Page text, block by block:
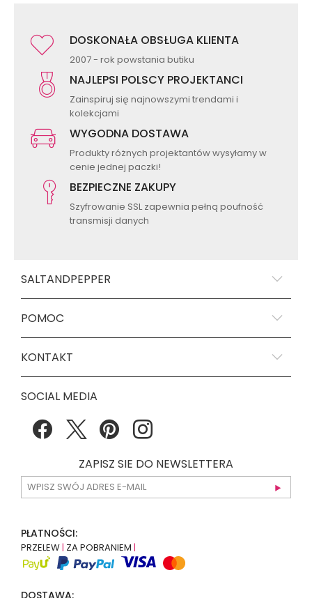
DOSKONAŁA OBSŁUGA KLIENTA
2007 - rok powstania butiku
NAJLEPSI POLSCY PROJEKTANCI
Zainspiruj się najnowszymi trendami i
kolekcjami
WYGODNA DOSTAWA
Produkty różnych projektantów wysyłamy w
cenie jednej paczki!
BEZPIECZNE ZAKUPY
Szyfrowanie SSL zapewnia pełną poufność
transmisji danych
SALTANDPEPPER
POMOC
KONTAKT
SOCIAL MEDIA
ZAPISZ SIE DO NEWSLETTERA
PŁATNOŚCI:
PRZELEW| ZA POBRANIEM |
DOSTAWA: